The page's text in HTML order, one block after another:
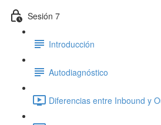
Sesión 7
Introducción
Autodiagnóstico
Diferencias entre Inbound y